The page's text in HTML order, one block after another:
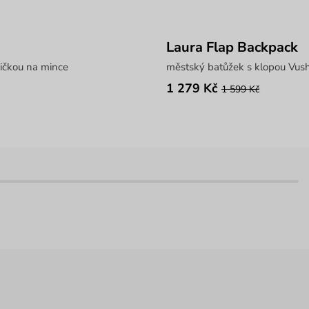
na mince
Laura Flap Backpack
městský batůžek s klopou
1 279 Kč 1 599 Kč